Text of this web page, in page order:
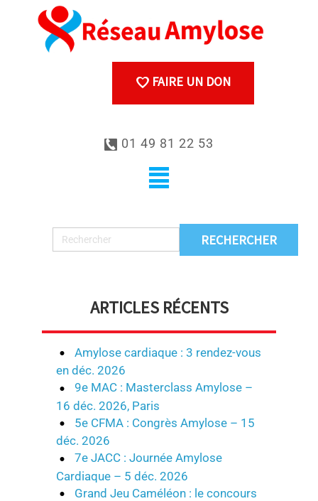
FAIRE UN DON
01 49 81 22 53
ARTICLES RÉCENTS
Amylose cardiaque : 3 rendez-vous
en déc. 2026
9e MAC : Masterclass Amylose –
16 déc. 2026, Paris
5e CFMA : Congrès Amylose – 15
déc. 2026
7e JACC : Journée Amylose
Cardiaque – 5 déc. 2026
Grand Jeu Caméléon : le concours